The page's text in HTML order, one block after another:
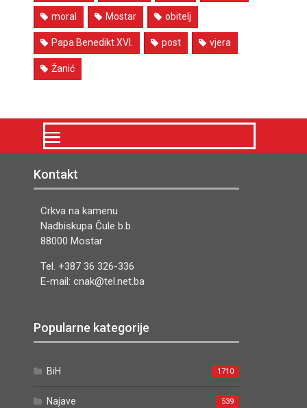
moral Mostar obitelj
Papa Benedikt XVI. post vjera
Žanić
Kontakt
Crkva na kamenu
Nadbiskupa Čule b.b.
88000 Mostar
Tel. +387 36 326-336
E-mail: cnak@tel.net.ba
Popularne kategorije
BiH 1710
Najave 539